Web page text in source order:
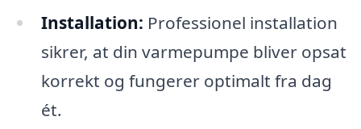
Installation: Professionel installation
sikrer, at din varmepumpe bliver opsat
korrekt og fungerer optimalt fra dag
ét.